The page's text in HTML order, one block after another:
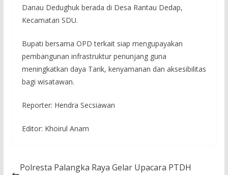
Danau Dedughuk berada di Desa Rantau Dedap,
Kecamatan SDU.
Bupati bersama OPD terkait siap mengupayakan
pembangunan infrastruktur penunjang guna
meningkatkan daya Tarik, kenyamanan dan aksesibilitas
bagi wisatawan.
Reporter: Hendra Secsiawan
Editor: Khoirul Anam
Polresta Palangka Raya Gelar Upacara PTDH